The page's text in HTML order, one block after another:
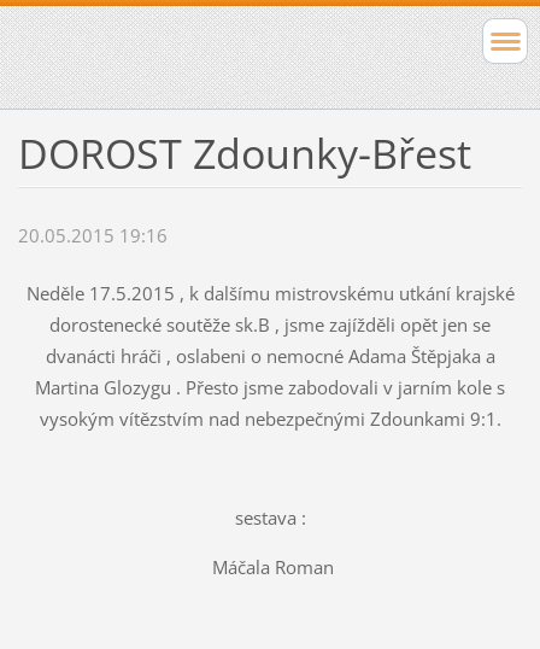
DOROST Zdounky-Břest
20.05.2015 19:16
Neděle 17.5.2015 , k dalšímu mistrovskému utkání krajské
dorostenecké soutěže sk.B , jsme zajížděli opět jen se
dvanácti hráči , oslabeni o nemocné Adama Štěpjaka a
Martina Glozygu . Přesto jsme zabodovali v jarním kole s
vysokým vítězstvím nad nebezpečnými Zdounkami 9:1.
sestava :
Máčala Roman